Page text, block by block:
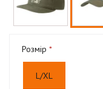
Розмір
L/XL